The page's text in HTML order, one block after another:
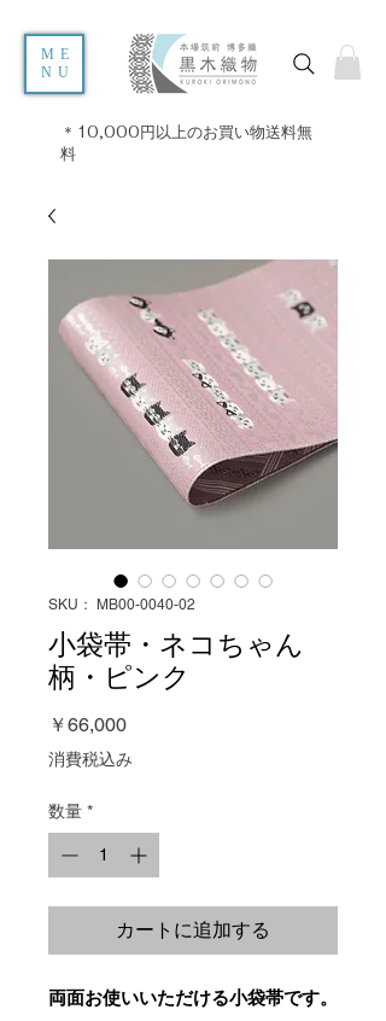
ME
NU
＊10,000円以上のお買い物送料無
料
SKU： MB00-0040-02
小袋帯・ネコちゃん
柄・ピンク
￥66,000価
消費税込み
数量 *
カートに追加する
両面お使いいただける小袋帯です。